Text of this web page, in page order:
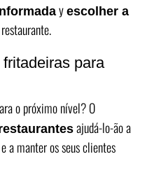
y escolher a
para
o próximo nível? O
ajudá-lo-ão a
a manter os seus clientes